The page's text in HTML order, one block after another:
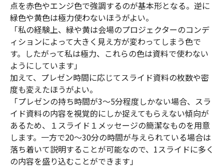
点を赤色やエンジ色で強調するのが基本形となる。逆に
緑色や黄色は極力使わないほうがよい。
「私の経験上、緑や黄は会場のプロジェクターのコンデ
ィションによって大きく見え方が変わってしまう色で
す。したがって私は極力、これらの色は資料で使わない
ようにしています」
加えて、プレゼン時間に応じてスライド資料の枚数や密
度も変えたほうがよい。
「プレゼンの持ち時間が3～5分程度しかない場合、スラ
イド資料の内容を視覚的にしか捉えてもらえない傾向が
あるため、１スライド１メッセージの簡潔なものを用意
します。一方で20～30分の時間が与えられている場合は
落ち着いて説明することが可能なので、1スライドに多く
の内容を盛り込むことができます」